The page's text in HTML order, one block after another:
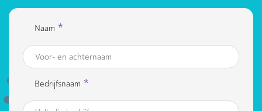
Naam *
Bedrijfsnaam *